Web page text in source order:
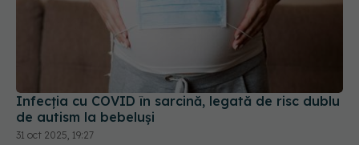
Infecția cu COVID în sarcină, legată de risc dublu
de autism la bebeluși
31 oct 2025, 19:27